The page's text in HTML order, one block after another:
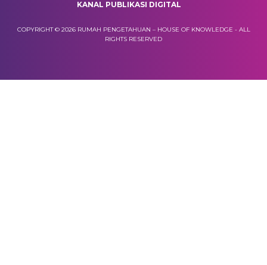
KANAL PUBLIKASI DIGITAL
COPYRIGHT © 2026 RUMAH PENGETAHUAN – HOUSE OF KNOWLEDGE - ALL
RIGHTS RESERVED